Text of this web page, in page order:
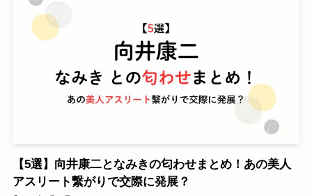
【5選】向井康二となみきの匂わせまとめ！あの美人
アスリート繋がりで交際に発展？